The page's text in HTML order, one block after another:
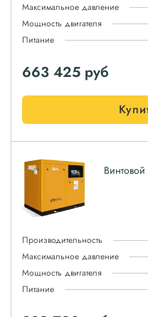
Максимальное давление
Мощность двигателя
Питание
663 425 руб
Производительность
Максимальное давление
Мощность двигателя
Питание